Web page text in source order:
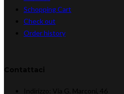
Schopping Cart
Check out
Order history